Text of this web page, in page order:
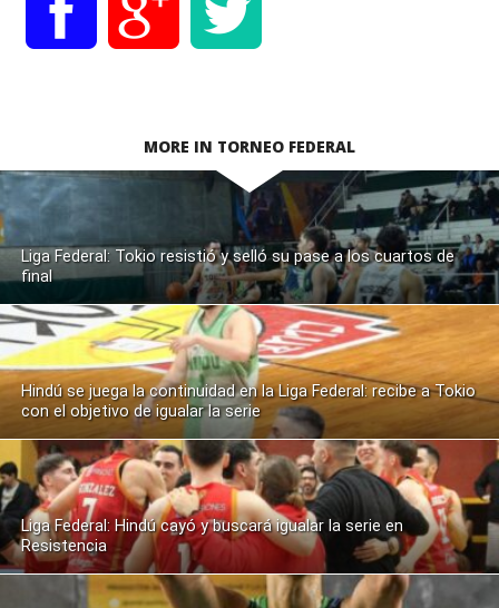
MORE IN TORNEO FEDERAL
Liga Federal: Tokio resistió y selló su pase a los cuartos de
final
Hindú se juega la continuidad en la Liga Federal: recibe a Tokio
con el objetivo de igualar la serie
Liga Federal: Hindú cayó y buscará igualar la serie en
Resistencia